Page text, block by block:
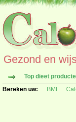
Gezond en
Top dieet
Bereken uw:
BMI